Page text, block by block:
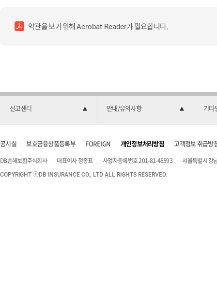
약관을 보기 위해Acrobat Reader가 필요합니다.
신고센터 안내/유의사항 기타
공시실 보호금융상품등록부 FOREIGN 개인정보처리방침 고객정보 취급방
DB손해보험주식회사 대표이사 정종표 사업자등록번호 201-81-45593 서울특별시 강
COPYRIGHT ⓒDB INSURANCE CO., LTD ALL RIGHTS RESERVED.